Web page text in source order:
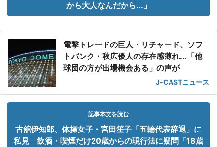
から大人なんだから...」
電撃トレードの巨人・リチャード、ソフ
トバンク・秋広優人の存在感薄れ...「他
球団の方が出場機会ある」の声が
J-CASTニュース
記事本文を読む
古舘伊知郎、体操女子・宮田笙子「五輪代表辞退」に
私見 飲酒・喫煙だけ20歳からの現行法に疑問「18歳